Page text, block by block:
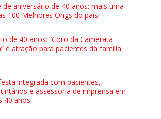
aniversário de 40 anos: mais uma
100 Melhores Ongs do país!
de 40 anos: “Coro da Camerata
é atração para pacientes da família
integrada com pacientes,
e assessoria de imprensa em
40 anos.